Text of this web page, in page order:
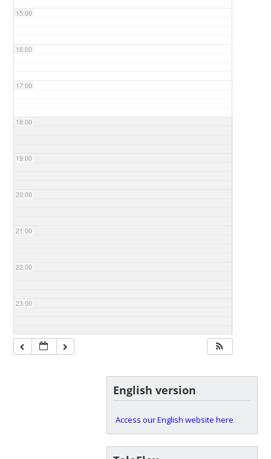
15:00
16:00
17:00
18:00
19:00
20:00
21:00
22:00
23:00
English version
Access our English website here